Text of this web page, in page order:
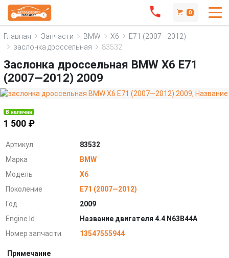
0
Главная Запчасти BMW X6
E71 (2007—2012)
заслонка дроссельная
83532
Заслонка дроссельная BMW X6 E71
(2007—2012) 2009
В наличии
1 500 ₽
Артикул
83532
Марка
BMW
Модель
X6
Поколение
E71 (2007—2012)
Год
2009
Engine Id
Название двигателя 4.4 N63B44A
Номер запчасти
13547555944
Примечание